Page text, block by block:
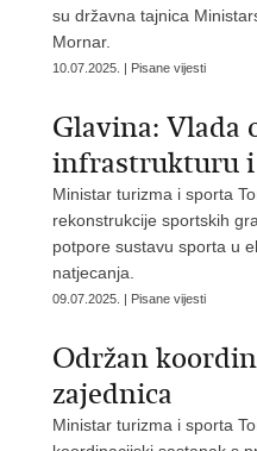
su državna tajnica
Mornar.
10.07.2025. | Pisane vijesti
Glavina: Vlada
infrastrukturu i
Ministar turizma i sporta
rekonstrukcije sportskih
potpore sustavu sporta u
natjecanja.
09.07.2025. | Pisane vijesti
Održan
zajednica
Ministar turizma i sporta